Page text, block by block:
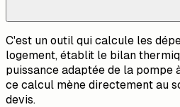
C'est un outil qui calcule les
logement, établit le bilan
puissance adaptée de la pompe
ce calcul mène directement au
devis.